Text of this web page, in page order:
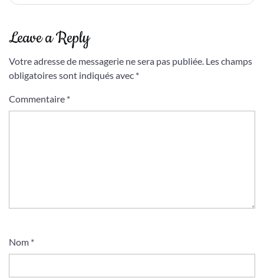
Leave a Reply
Votre adresse de messagerie ne sera pas publiée. Les champs
obligatoires sont indiqués avec *
Commentaire *
Nom *